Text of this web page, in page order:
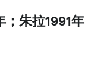
；朱拉1991年